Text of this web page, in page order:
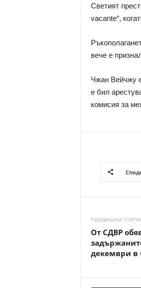
Светият
vacante“,
вече е
Чжан Вейчжу
е бил
комисия за
предишна
От СДВР
декември в